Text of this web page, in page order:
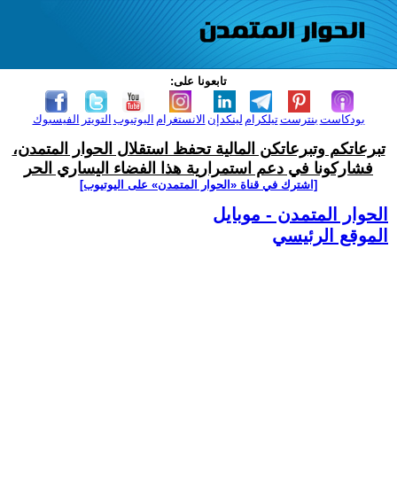
تابعونا على:
الفيسبوك التويتر اليوتيوب الانستغرام لينكدإن تيلكرامبنترست بودكاست
تبرعاتكم وتبرعاتكن المالية تحفظ استقلال الحوار المتمدن،
فشاركونا في دعم استمرارية هذا الفضاء اليساري الحر
[اشترك في قناة ‫«الحوار المتمدن» على اليوتيوب]
الحوار المتمدن - موبايل
الموقع الرئيسي